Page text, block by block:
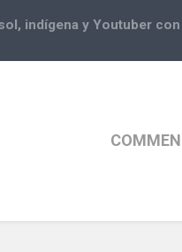
indígena y Youtuber